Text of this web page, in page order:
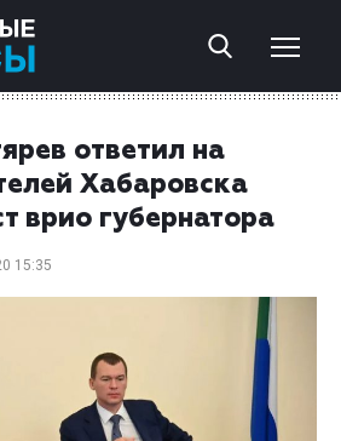
ответил на
Хабаровска
врио губернатора
15:35